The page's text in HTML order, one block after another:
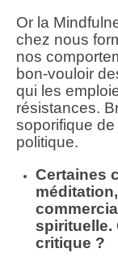
Or la
chez nous
nos
bon-vouloir
qui les
résistances.
soporifique
politique.
Certaines
spirituelle.
critique ?